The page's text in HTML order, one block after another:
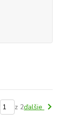
z 2ďalšie